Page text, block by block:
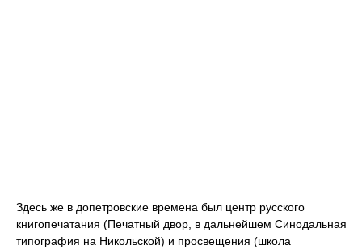
Здесь же в допетровские времена был центр русского
книгопечатания (Печатный двор, в дальнейшем Синодальная
типография на Никольской) и просвещения (школа